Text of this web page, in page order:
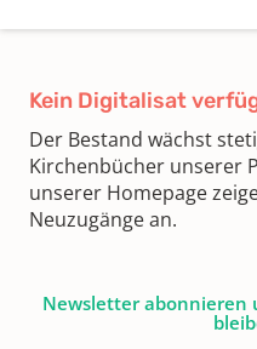
Kein Digitalisat
Der Bestand wächst
Kirchenbücher unserer
unserer Homepage
Neuzugänge an.
Newsletter abonnieren